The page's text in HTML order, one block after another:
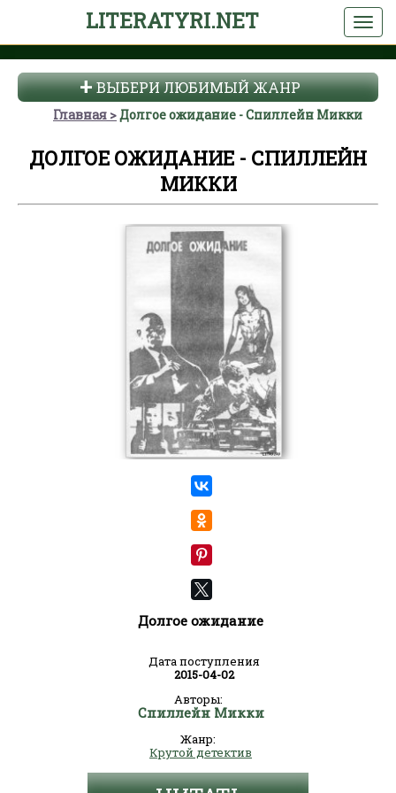
LITERATYRI.NET
ВЫБЕРИ ЛЮБИМЫЙ ЖАНР
Главная Долгое ожидание - Спиллейн Микки
ДОЛГОЕ ОЖИДАНИЕ - СПИЛЛЕЙН
МИККИ
Долгое ожидание
Дата поступления
2015-04-02
Авторы:
Спиллейн Микки
Жанр:
Крутой детектив